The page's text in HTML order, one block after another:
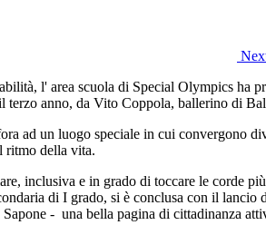
l' area scuola di Special Olympics
anno, da Vito Coppola, ballerino di
ad un luogo speciale in cui convergono
ritmo della vita.
inclusiva e in grado di toccare le corde
di I grado, si è conclusa con il
- una bella pagina di cittadinanza